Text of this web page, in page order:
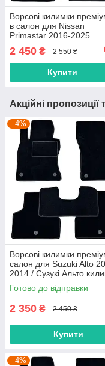
Ворсові килимки
в салон для Nissan
Primastar 2016-2025
(NV300) з вухом між
сидіннями / Нісан
Прімастар килимки
2 450 ₴ 2 550 ₴
Купити
Акційні пропозиції
–4%
Ворсові килимки
салон для Suzuki Alto
2014 / Сузукі Альто
Готово до відправки
2 350 ₴ 2 450 ₴
Купити
–4%